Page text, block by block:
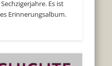
Es ist
Erinnerungsalbum.